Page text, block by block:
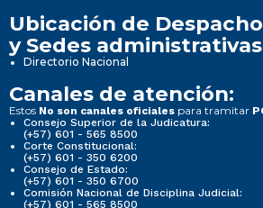
Ubicación de
y Sedes
Directorio Nacional
Canales de atención:
Estos No son canales oficiales para tramitar
Consejo Superior de la Judicatura:
(+57) 601 - 565 8500
Corte Constitucional:
(+57) 601 - 350 6200
Consejo de Estado:
(+57) 601 - 350 6700
Comisión Nacional de Disciplina Judicial:
(+57) 601 - 565 8500